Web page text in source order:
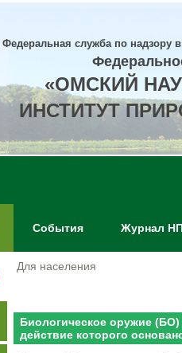
Федеральная служба по надзору
«ОМСКИЙ
ИНСТИТУТ
События Журнал
Для населения
Биологическое оружие
действие которого